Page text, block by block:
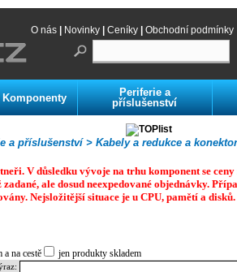
O nás Novinky Ceníky Obchodní podmínky
Komponenty
Periferie a
příslušenství
Kabely a redukce a
a příslušenství >
V důsledku vývoje na trhu komponent se
ale dosud neexpedované objednávky.
Nejsložitější situace je u CPU, pamětí a disků.
na cestě jen produkty skladem